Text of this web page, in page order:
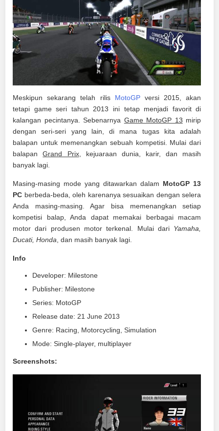
Meskipun sekarang telah rilis MotoGPversi 2015, akan
tetapi game seri tahun 2013 ini tetap menjadi favorit di
kalangan pecintanya. Sebenarnya Game MotoGP 13 mirip
dengan seri-seri yang lain, di mana tugas kita adalah
balapan untuk memenangkan sebuah kompetisi. Mulai dari
balapanGrand Prix, kejuaraan dunia, karir, dan masih
banyak lagi.
Masing-masing mode yang ditawarkan dalam MotoGP 13
PC berbeda-beda, oleh karenanya sesuaikan dengan selera
Anda masing-masing. Agar bisa memenangkan setiap
kompetisi balap, Anda dapat memakai berbagai macam
motor dari produsen motor terkenal. Mulai dari Yamaha,
Ducati, Honda , dan masih banyak lagi.
Info
Developer: Milestone
Publisher: Milestone
Series: MotoGP
Release date: 21 June 2013
Genre: Racing, Motorcycling, Simulation
Mode: Single-player, multiplayer
Screenshots: